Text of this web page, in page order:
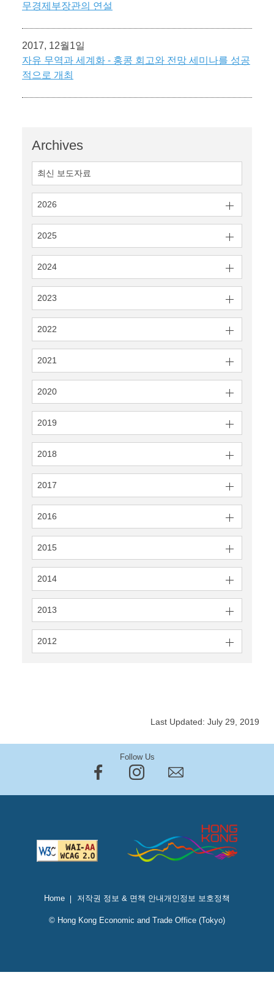
Archives
최신 보도자료
2026
2025
2024
2023
2022
2021
2020
2019
2018
2017
2016
2015
2014
2013
2012
무경제부장관의 연설
2017, 12월1일
자유 무역과 세계화 - 홍콩 회고와 전망 세미나를 성공
적으로 개최
Last Updated: July 29, 2019
Follow Us
Home 저작권 정보 & 면책 안내 개인정보 보호정책
© Hong Kong Economic and Trade Office (Tokyo)